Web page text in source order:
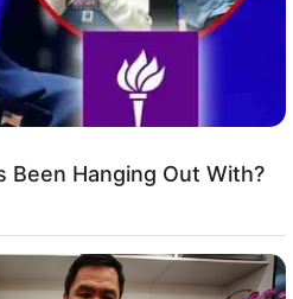
Been Hanging Out With?